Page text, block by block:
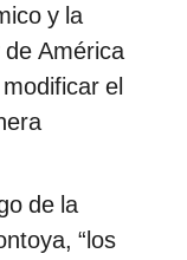
y la
América
el
de la
“los